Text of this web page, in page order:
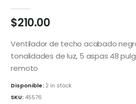
$210.00
Ventilador de techo acabado
tonalidades de luz, 5 aspas 48
remoto
Disponible: 2 in stock
SKU: 45576